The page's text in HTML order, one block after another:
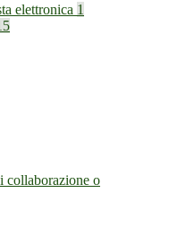
elettronica 1
collaborazione o